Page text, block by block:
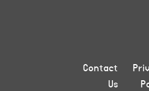
Contact
Us